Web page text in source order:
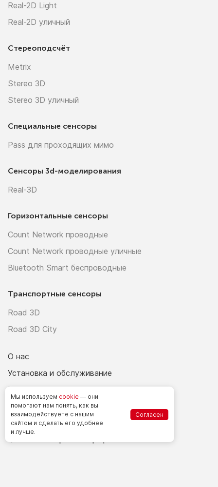
Real-2D Light
Real-2D уличный
Стереоподсчёт
Metrix
Stereo 3D
Stereo 3D уличный
Специальные сенсоры
Pass для проходящих мимо
Сенсоры 3d-моделирования
Real-3D
Горизонтальные сенсоры
Count Network проводные
Count Network проводные уличные
Bluetooth Smart беспроводные
Транспортные сенсоры
Road 3D
Road 3D City
О нас
Установка и обслуживание
Блог
Контакты
+7(495)787-72-72
© 2026 Все права защищены.
Мы используем cookie — они
помогают нам понять, как вы
взаимодействуете с нашим
сайтом и сделать его удобнее
и лучше.
Согласен